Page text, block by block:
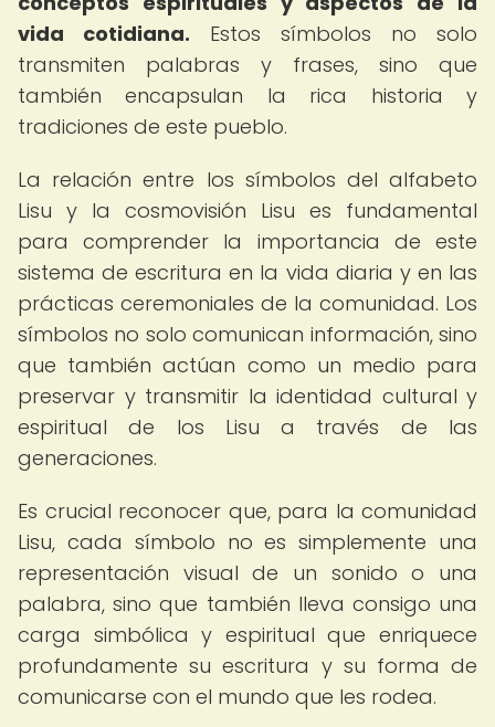
vida cotidiana. Estos símbolos no solo
transmiten palabras y frases, sino que
también encapsulan la rica historia y
tradiciones de este pueblo.
La relación entre los símbolos del alfabeto
Lisu y la cosmovisión Lisu es fundamental
para comprender la importancia de este
sistema de escritura en la vida diaria y en las
prácticas ceremoniales de la comunidad. Los
símbolos no solo comunican información, sino
que también actúan como un medio para
preservar y transmitir la identidad cultural y
espiritual de los Lisu a través de las
generaciones.
Es crucial reconocer que, para la comunidad
Lisu, cada símbolo no es simplemente una
representación visual de un sonido o una
palabra, sino que también lleva consigo una
carga simbólica y espiritual que enriquece
profundamente su escritura y su forma de
comunicarse con el mundo que les rodea.